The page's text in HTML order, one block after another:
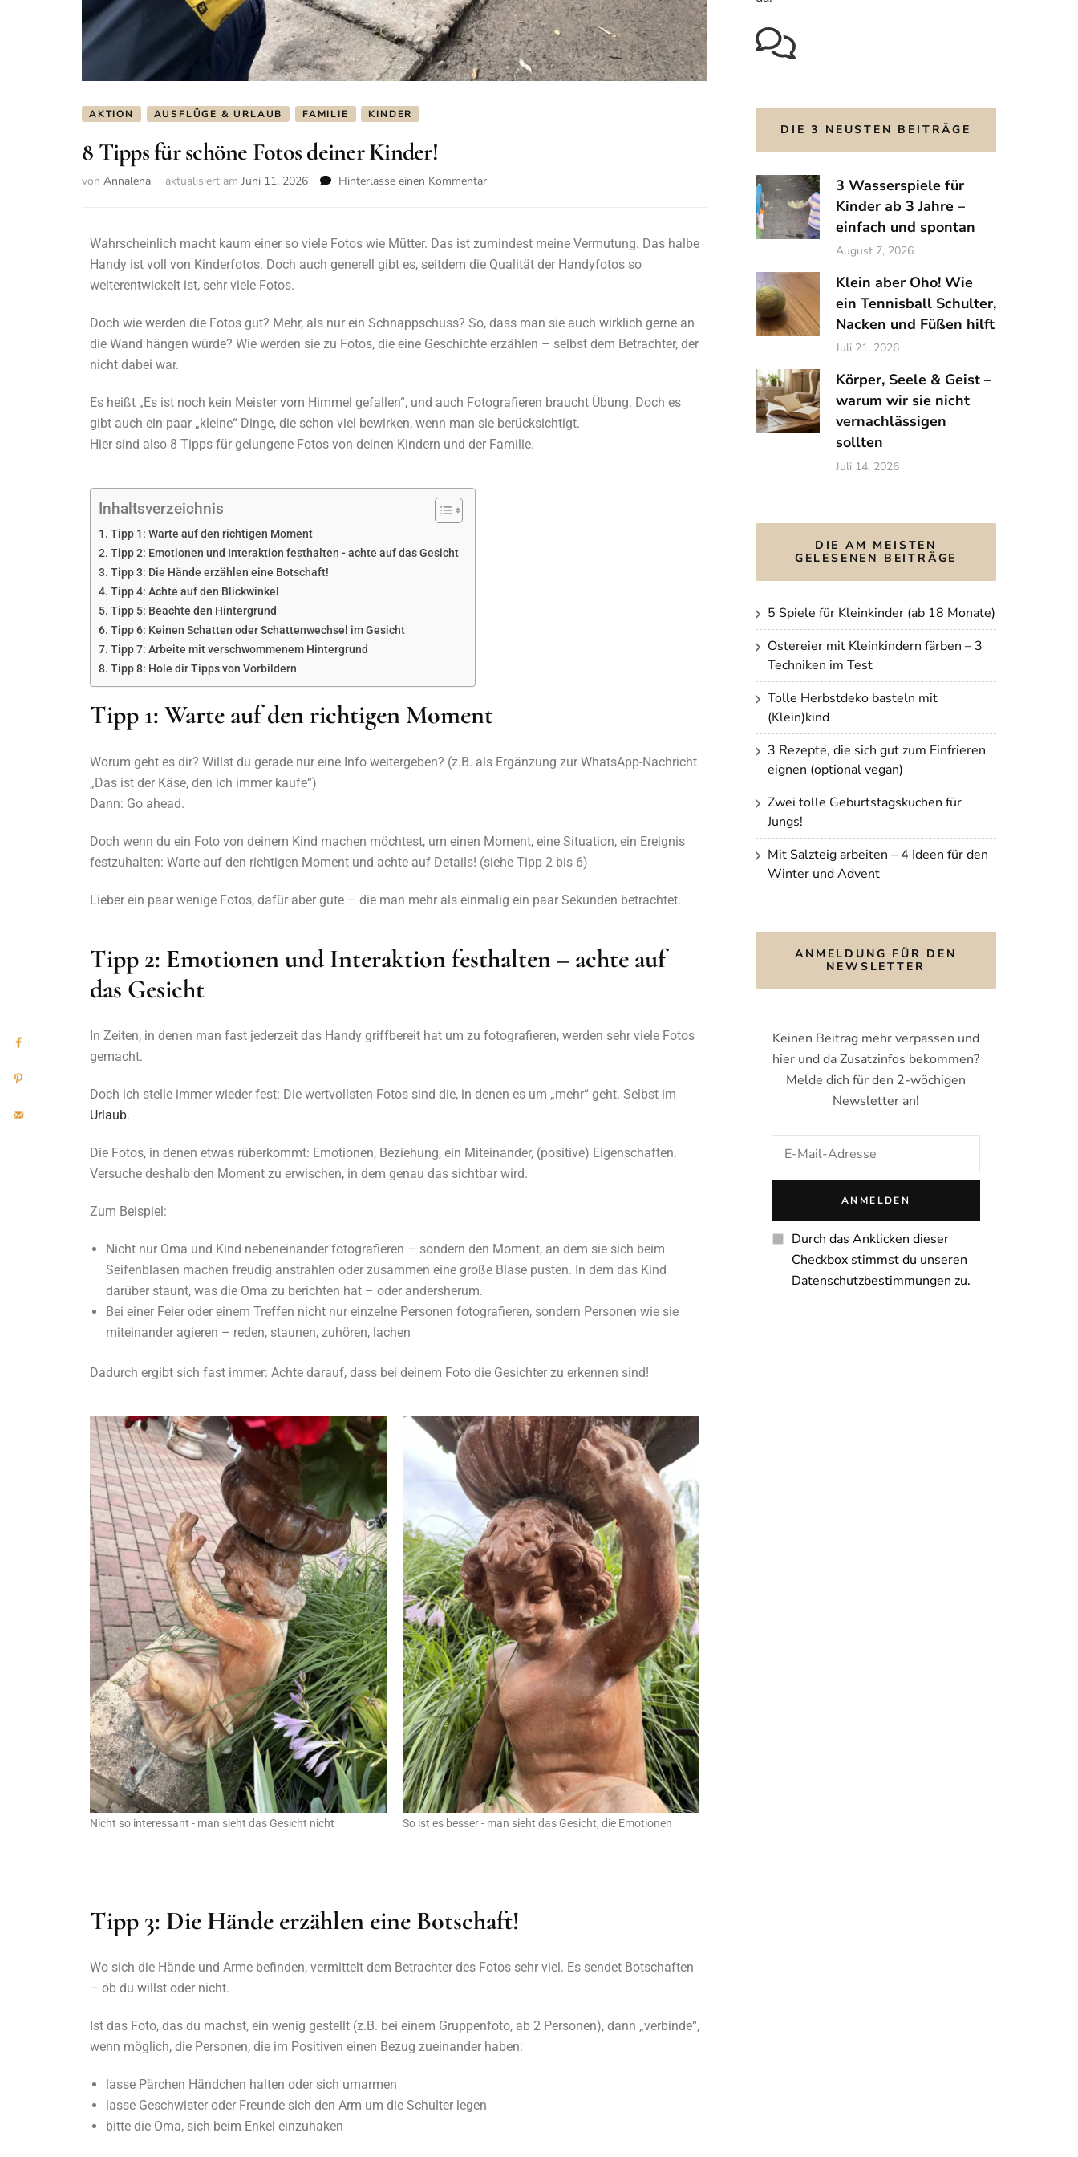
AKTION AUSFLÜGE & URLAUB FAMILIE KINDER
8 Tipps für schöne Fotos deiner Kinder!
von Annalena aktualisiert am Juni 11, 2026 Hinterlasse einen Kommentar
Wahrscheinlich macht kaum einer so viele Fotos wie Mütter. Das ist zumindest meine Vermutung. Das halbe
Handy ist voll von Kinderfotos. Doch auch generell gibt es, seitdem die Qualität der Handyfotos so
weiterentwickelt ist, sehr viele Fotos.
Doch wie werden die Fotos gut? Mehr, als nur ein Schnappschuss? So, dass man sie auch wirklich gerne an
die Wand hängen würde? Wie werden sie zu Fotos, die eine Geschichte erzählen – selbst dem Betrachter, der
nicht dabei war.
Es heißt „Es ist noch kein Meister vom Himmel gefallen“, und auch Fotografieren braucht Übung. Doch es
gibt auch ein paar „kleine“ Dinge, die schon viel bewirken, wenn man sie berücksichtigt.
Hier sind also 8 Tipps für gelungene Fotos von deinen Kindern und der Familie.
Inhaltsverzeichnis
Tipp 1: Warte auf den richtigen Moment
Tipp 2: Emotionen und Interaktion festhalten - achte auf das Gesicht
Tipp 3: Die Hände erzählen eine Botschaft!
Tipp 4: Achte auf den Blickwinkel
Tipp 5: Beachte den Hintergrund
Tipp 6: Keinen Schatten oder Schattenwechsel im Gesicht
Tipp 7: Arbeite mit verschwommenem Hintergrund
Tipp 8: Hole dir Tipps von Vorbildern
Tipp 1: Warte auf den richtigen Moment
Worum geht es dir? Willst du gerade nur eine Info weitergeben? (z.B. als Ergänzung zur WhatsApp-Nachricht
„Das ist der Käse, den ich immer kaufe“)
Dann: Go ahead.
Doch wenn du ein Foto von deinem Kind machen möchtest, um einen Moment, eine Situation, ein Ereignis
festzuhalten: Warte auf den richtigen Moment und achte auf Details! (siehe Tipp 2 bis 6)
Lieber ein paar wenige Fotos, dafür aber gute – die man mehr als einmalig ein paar Sekunden betrachtet.
Tipp 2: Emotionen und Interaktion festhalten – achte auf
das Gesicht
In Zeiten, in denen man fast jederzeit das Handy griffbereit hat um zu fotografieren, werden sehr viele Fotos
gemacht.
Doch ich stelle immer wieder fest: Die wertvollsten Fotos sind die, in denen es um „mehr“ geht. Selbst im
Urlaub.
Die Fotos, in denen etwas rüberkommt: Emotionen, Beziehung, ein Miteinander, (positive) Eigenschaften.
Versuche deshalb den Moment zu erwischen, in dem genau das sichtbar wird.
Zum Beispiel:
Nicht nur Oma und Kind nebeneinander fotografieren – sondern den Moment, an dem sie sich beim
Seifenblasen machen freudig anstrahlen oder zusammen eine große Blase pusten. In dem das Kind
darüber staunt, was die Oma zu berichten hat – oder andersherum.
Bei einer Feier oder einem Treffen nicht nur einzelne Personen fotografieren, sondern Personen wie sie
miteinander agieren – reden, staunen, zuhören, lachen
Dadurch ergibt sich fast immer: Achte darauf, dass bei deinem Foto die Gesichter zu erkennen sind!
Nicht so interessant - man sieht das Gesicht nicht So ist es besser - man sieht das Gesicht, die Emotionen
Tipp 3: Die Hände erzählen eine Botschaft!
Wo sich die Hände und Arme befinden, vermittelt dem Betrachter des Fotos sehr viel. Es sendet Botschaften
– ob du willst oder nicht.
Ist das Foto, das du machst, ein wenig gestellt (z.B. bei einem Gruppenfoto, ab 2 Personen), dann „verbinde“,
wenn möglich, die Personen, die im Positiven einen Bezug zueinander haben:
lasse Pärchen Händchen halten oder sich umarmen
lasse Geschwister oder Freunde sich den Arm um die Schulter legen
bitte die Oma, sich beim Enkel einzuhaken
DIE 3 NEUSTEN BEITRÄGE
3 Wasserspiele für
Kinder ab 3 Jahre –
einfach und spontan
August 7, 2026
Klein aber Oho! Wie
ein Tennisball Schulter,
Nacken und Füßen hilft
Juli 21, 2026
Körper, Seele & Geist –
warum wir sie nicht
vernachlässigen
sollten
Juli 14, 2026
DIE AM MEISTEN
GELESENEN BEITRÄGE
5 Spiele für Kleinkinder (ab 18 Monate)
Ostereier mit Kleinkindern färben – 3
Techniken im Test
Tolle Herbstdeko basteln mit
(Klein)kind
3 Rezepte, die sich gut zum Einfrieren
eignen (optional vegan)
Zwei tolle Geburtstagskuchen für
Jungs!
Mit Salzteig arbeiten – 4 Ideen für den
Winter und Advent
ANMELDUNG FÜR DEN
NEWSLETTER
Keinen Beitrag mehr verpassen und
hier und da Zusatzinfos bekommen?
Melde dich für den 2-wöchigen
Newsletter an!
Durch das Anklicken dieser
Checkbox stimmst du unseren
Datenschutzbestimmungen zu.